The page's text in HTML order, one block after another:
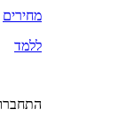
מחירים
ללמד